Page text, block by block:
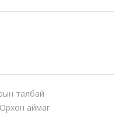
талбай
аймаг